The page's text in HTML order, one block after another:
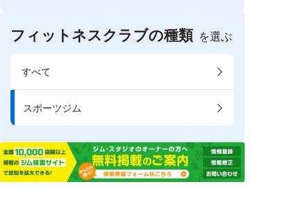
フィットネスクラブの種類 を選ぶ
すべて
スポーツジム